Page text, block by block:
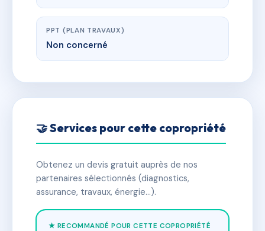
PPT (PLAN TRAVAUX)
Non concerné
🤝 Services pour cette copropriété
Obtenez un devis gratuit auprès de nos
partenaires sélectionnés (diagnostics,
assurance, travaux, énergie…).
★ RECOMMANDÉ POUR CETTE COPROPRIÉTÉ